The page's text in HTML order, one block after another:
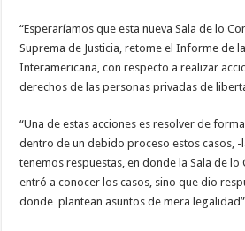
“Esperaríamos que esta nueva Sala de lo
Suprema de Justicia, retome el Informe de
Interamericana, con respecto a realizar
derechos de las personas privadas de
“Una de estas acciones es resolver de
dentro de un debido proceso estos casos,
tenemos respuestas, en donde la Sala de lo
entró a conocer los casos, sino que dio
donde plantean asuntos de mera